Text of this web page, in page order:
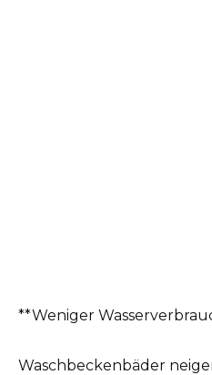
**Weniger
Waschbeckenbäder